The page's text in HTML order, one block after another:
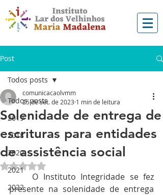
Post
Todos posts
2019
2018
2020
2021
2022
Todos posts
Solenidade de entrega de
escrituras para entidades
de assistência social
comunicacaolvmm
25 de set. de 2023 1 min de leitura
Avaliado com NaN de 5 estrelas.
presente na solenidade de entrega